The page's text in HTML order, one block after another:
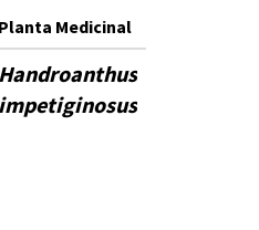
Planta Medicinal
Handroanthus
impetiginosus